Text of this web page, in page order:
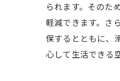
られます。そのた
軽減できます。さ
保するとともに、
心して生活できる